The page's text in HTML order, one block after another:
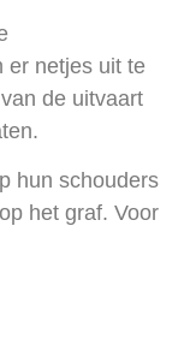
er netjes uit te
de uitvaart
hun schouders
het graf. Voor